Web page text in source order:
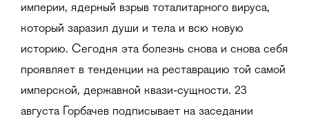
империи, ядерный взрыв тоталитарного вируса,
который заразил души и тела и всю новую
историю. Сегодня эта болезнь снова и снова себя
проявляет в тенденции на реставрацию той самой
имперской, державной квази-сущности. 23
августа Горбачев подписывает на заседании